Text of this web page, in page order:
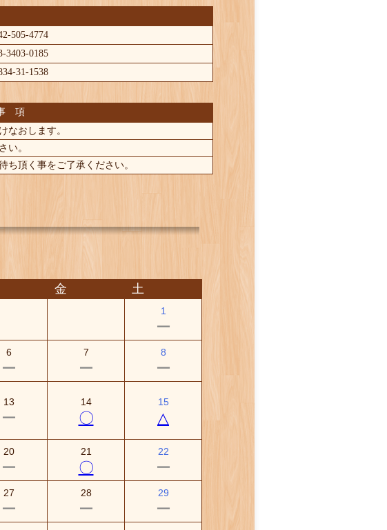
505-4774
0185
1538
項
なおします。
い。
頂く事をご了承ください。
金 土
1
ー
6
ー
7
ー
8
ー
13
ー
14
〇
15
△
20
ー
21
〇
22
ー
27
ー
28
ー
29
ー